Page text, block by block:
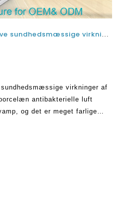
Afværge de negative sundhedsmæssige virkninger af støbeformen ved hjælp kina antibakterielle luftrensere
virkninger af
antibakterielle luft
og det er meget farlige
negativt. Der er ikke-